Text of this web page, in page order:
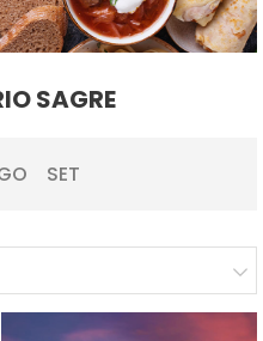
SAGRE
SET